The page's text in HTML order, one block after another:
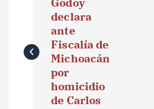
e
declara
ante
Fiscalía de
Michoacán
por
homicidio
de Carlos